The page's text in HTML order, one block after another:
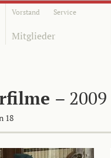
Vorstand Service
Mitglieder
– 2009
18